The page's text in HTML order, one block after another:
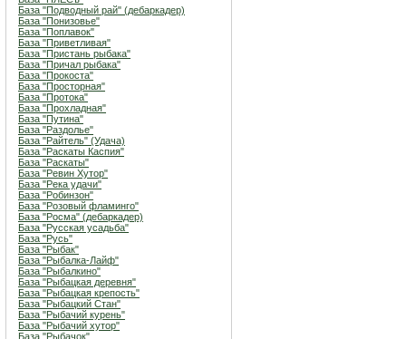
База "Подводный рай" (дебаркадер)
База "Понизовье"
База "Поплавок"
База "Приветливая"
База "Пристань рыбака"
База "Причал рыбака"
База "Прокоста"
База "Просторная"
База "Протока"
База "Прохладная"
База "Путина"
База "Раздолье"
База "Райтель" (Удача)
База "Раскаты Каспия"
База "Раскаты"
База "Ревин Хутор"
База "Река удачи"
База "Робинзон"
База "Розовый фламинго"
База "Росма" (дебаркадер)
База "Русская усадьба"
База "Русь"
База "Рыбак"
База "Рыбалка-Лайф"
База "Рыбалкино"
База "Рыбацкая деревня"
База "Рыбацкая крепость"
База "Рыбацкий Стан"
База "Рыбачий курень"
База "Рыбачий хутор"
База "Рыбачок"